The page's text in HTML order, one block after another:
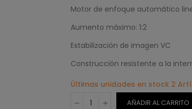
Motor de enfoque automático
Aumento máximo: 1:2
Estabilización de imagen VC
Construcción resistente a la
Últimas unidades en stock 2
AÑADIR AL CARRITO